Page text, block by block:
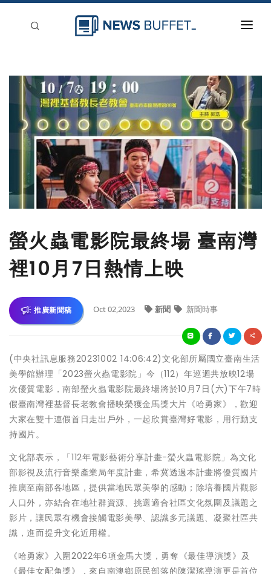
新聞稿分類
登入
刊登
螢火蟲電影院最終場 臺南灣
裡10月7日熱情上映
推廣新聞稿 Oct 02,2023 新聞 新聞時事
(中央社訊息服務20231002 14:06:42)文化部所屬國立臺南生活
美學館辦理「2023螢火蟲電影院」今（112）年巡迴共放映12場
次優質電影，南部螢火蟲電影院最終場將於10月7日(六)下午7時
假臺南灣裡基督長老教會播映榮獲金馬獎大片《哈勇家》，歡迎
大家在雙十連假首日走出戶外，一起欣賞臺灣好電影，用行動支
持國片。
文化部表示，「112年電影藝術分享計畫-螢火蟲電影院」為文化
部影視及流行音樂產業局年度計畫，希冀透過本計畫將優質國片
推廣至南部各地區，提供當地民眾美學的感動；除培養國片觀影
人口外，亦結合在地社群資源、挑選適合社區文化氛圍及議題之
影片，讓民眾有機會接觸電影美學、認識多元議題、凝聚社區共
識，進而提升文化近用權。
《哈勇家》入圍2022年6項金馬大獎，勇奪《最佳導演獎》及
《最佳女配角獎》，來自南澳鄉原民部落的陳潔瑤導演更是首位